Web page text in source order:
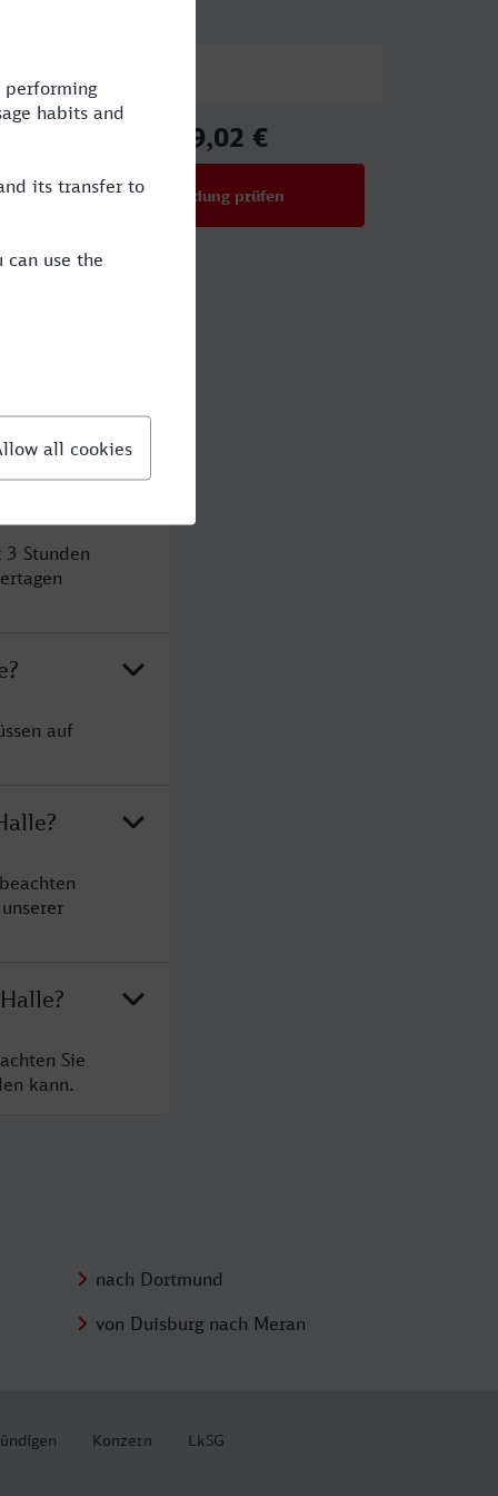
79,02 €
Verbindung prüfen
Stunden
auf
Sie
kann.
nach Dortmund
von Duisburg nach Meran
Konzern LkSG